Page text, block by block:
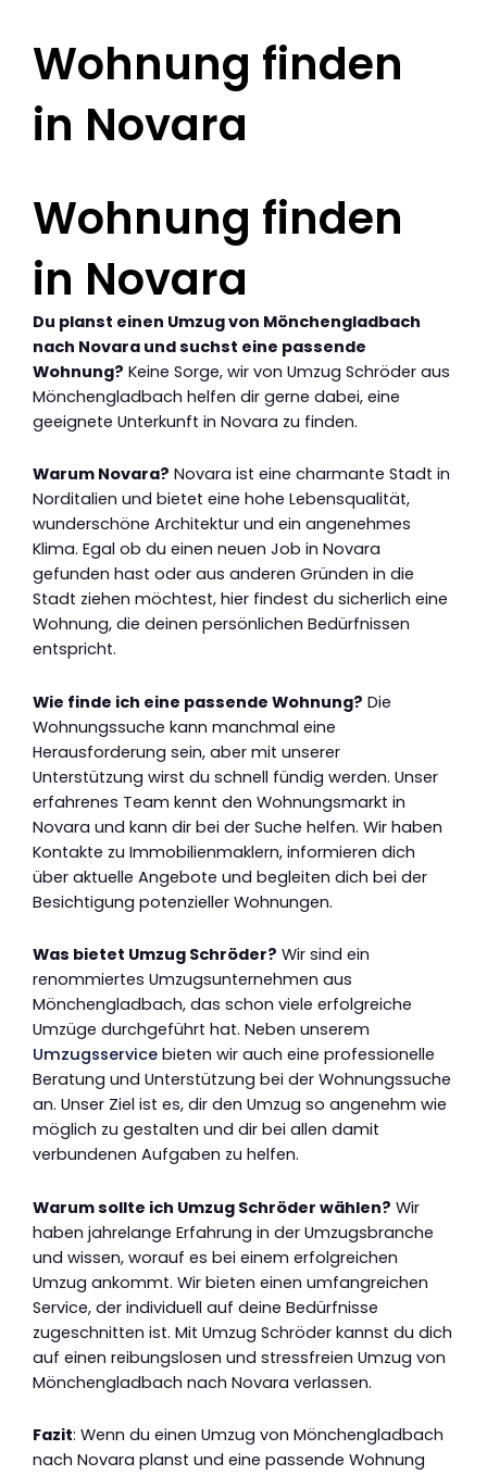
Wohnung finden
in Novara
Wohnung finden
in Novara
Du planst einen Umzug von Mönchengladbach
nach Novara und suchst eine passende
Wohnung? Keine Sorge, wir von Umzug Schröder aus
Mönchengladbach helfen dir gerne dabei, eine
geeignete Unterkunft in Novara zu finden.
Warum Novara? Novara ist eine charmante Stadt in
Norditalien und bietet eine hohe Lebensqualität,
wunderschöne Architektur und ein angenehmes
Klima. Egal ob du einen neuen Job in Novara
gefunden hast oder aus anderen Gründen in die
Stadt ziehen möchtest, hier findest du sicherlich eine
Wohnung, die deinen persönlichen Bedürfnissen
entspricht.
Wie finde ich eine passende Wohnung? Die
Wohnungssuche kann manchmal eine
Herausforderung sein, aber mit unserer
Unterstützung wirst du schnell fündig werden. Unser
erfahrenes Team kennt den Wohnungsmarkt in
Novara und kann dir bei der Suche helfen. Wir haben
Kontakte zu Immobilienmaklern, informieren dich
über aktuelle Angebote und begleiten dich bei der
Besichtigung potenzieller Wohnungen.
Was bietet Umzug Schröder? Wir sind ein
renommiertes Umzugsunternehmen aus
Mönchengladbach, das schon viele erfolgreiche
Umzüge durchgeführt hat. Neben unserem
Umzugsservice bieten wir auch eine professionelle
Beratung und Unterstützung bei der Wohnungssuche
an. Unser Ziel ist es, dir den Umzug so angenehm wie
möglich zu gestalten und dir bei allen damit
verbundenen Aufgaben zu helfen.
Warum sollte ich Umzug Schröder wählen? Wir
haben jahrelange Erfahrung in der Umzugsbranche
und wissen, worauf es bei einem erfolgreichen
Umzug ankommt. Wir bieten einen umfangreichen
Service, der individuell auf deine Bedürfnisse
zugeschnitten ist. Mit Umzug Schröder kannst du dich
auf einen reibungslosen und stressfreien Umzug von
Mönchengladbach nach Novara verlassen.
Fazit: Wenn du einen Umzug von Mönchengladbach
nach Novara planst und eine passende Wohnung